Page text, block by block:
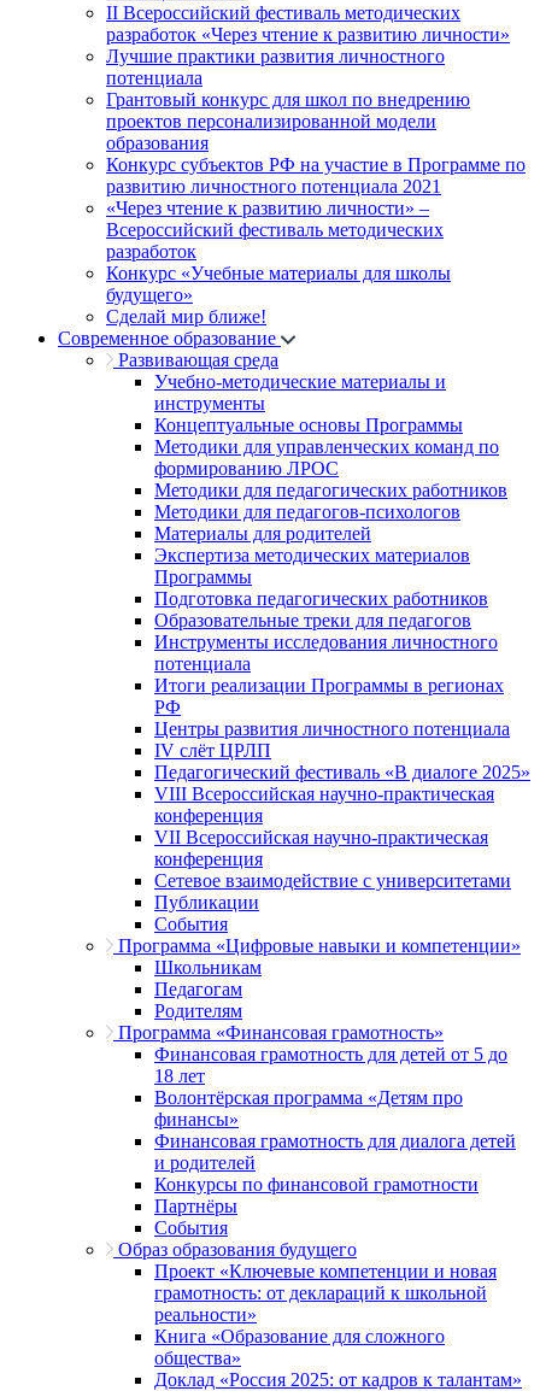
II Всероссийский фестиваль методических
разработок «Через чтение к развитию личности»
Лучшие практики развития личностного
потенциала
Грантовый конкурс для школ по внедрению
проектов персонализированной модели
образования
Конкурс субъектов РФ на участие в Программе по
развитию личностного потенциала 2021
«Через чтение к развитию личности» –
Всероссийский фестиваль методических
разработок
Конкурс «Учебные материалы для школы
будущего»
Сделай мир ближе!
Современное образование
Развивающая среда
Учебно-методические материалы и
инструменты
Концептуальные основы Программы
Методики для управленческих команд по
формированию ЛРОС
Методики для педагогических работников
Методики для педагогов-психологов
Материалы для родителей
Экспертиза методических материалов
Программы
Подготовка педагогических работников
Образовательные треки для педагогов
Инструменты исследования личностного
потенциала
Итоги реализации Программы в регионах
РФ
Центры развития личностного потенциала
IV слёт ЦРЛП
Педагогический фестиваль «В диалоге 2025»
VIII Всероссийская научно-практическая
конференция
VII Всероссийская научно-практическая
конференция
Сетевое взаимодействие с университетами
Публикации
События
Программа «Цифровые навыки и компетенции»
Школьникам
Педагогам
Родителям
Программа «Финансовая грамотность»
Финансовая грамотность для детей от 5 до
18 лет
Волонтёрская программа «Детям про
финансы»
Финансовая грамотность для диалога детей
и родителей
Конкурсы по финансовой грамотности
Партнёры
События
Образ образования будущего
Проект «Ключевые компетенции и новая
грамотность: от деклараций к школьной
реальности»
Книга «Образование для сложного
общества»
Доклад «Россия 2025: от кадров к талантам»